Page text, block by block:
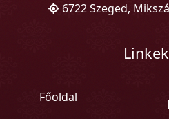
6722 Szeged,
Linkek
Főoldal